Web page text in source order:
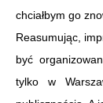
chciałbym go
Reasumując,
być
tylko w